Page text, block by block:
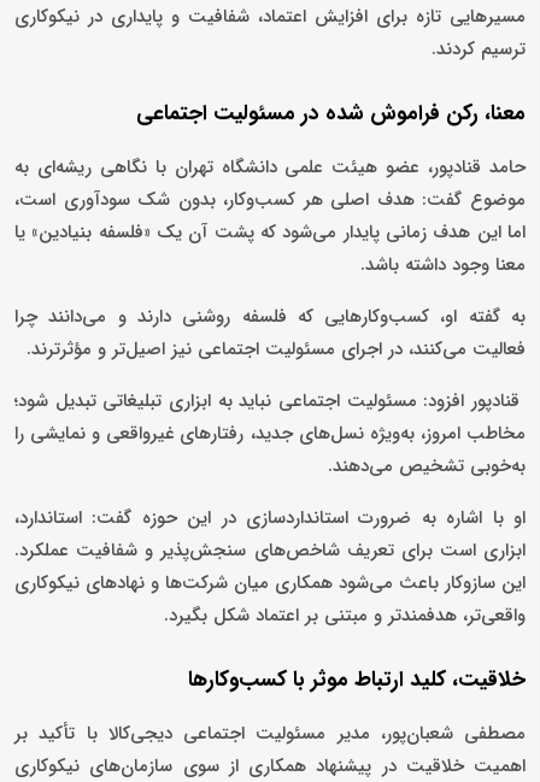
مسیرهایی تازه برای افزایش اعتماد، شفافیت و پایداری در نیکوکاری
ترسیم کردند.
معنا، رکن فراموش‌ شده در مسئولیت اجتماعی
حامد قنادپور، عضو هیئت علمی دانشگاه تهران با نگاهی ریشه‌ای به
موضوع گفت: هدف اصلی هر کسب‌وکار، بدون شک سودآوری است،
اما این هدف زمانی پایدار می‌شود که پشت آن یک «فلسفه بنیادین» یا
معنا وجود داشته باشد.
به گفته او، کسب‌وکارهایی که فلسفه روشنی دارند و می‌دانند چرا
فعالیت می‌کنند، در اجرای مسئولیت اجتماعی نیز اصیل‌تر و مؤثرترند.
قنادپور افزود: مسئولیت اجتماعی نباید به ابزاری تبلیغاتی تبدیل شود؛
مخاطب امروز، به‌ویژه نسل‌های جدید، رفتارهای غیرواقعی و نمایشی را
به‌خوبی تشخیص می‌دهند.
او با اشاره به ضرورت استانداردسازی در این حوزه گفت: استاندارد،
ابزاری است برای تعریف شاخص‌های سنجش‌پذیر و شفافیت عملکرد.
این سازوکار باعث می‌شود همکاری میان شرکت‌ها و نهادهای نیکوکاری
واقعی‌تر، هدفمندتر و مبتنی بر اعتماد شکل بگیرد.
خلاقیت، کلید ارتباط موثر با کسب‌وکارها
مصطفی شعبان‌پور، مدیر مسئولیت اجتماعی دیجی‌کالا با تأکید بر
اهمیت خلاقیت در پیشنهاد همکاری از سوی سازمان‌های نیکوکاری